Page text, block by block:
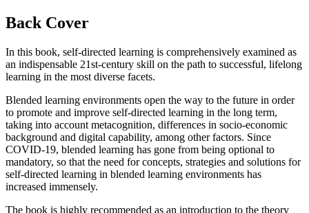
Back Cover
In this book, self-directed learning is comprehensively examined as
an indispensable 21st-century skill on the path to successful, lifelong
learning in the most diverse facets.
Blended learning environments open the way to the future in order
to promote and improve self-directed learning in the long term,
taking into account metacognition, differences in socio-economic
background and digital capability, among other factors. Since
COVID-19, blended learning has gone from being optional to
mandatory, so that the need for concepts, strategies and solutions for
self-directed learning in blended learning environments has
increased immensely.
The book is highly recommended as an introduction to the theory